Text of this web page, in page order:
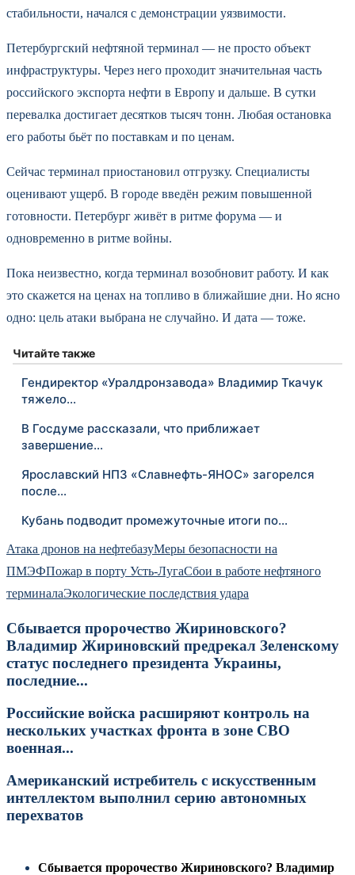
стабильности, начался с демонстрации уязвимости.
Петербургский нефтяной терминал — не просто объект
инфраструктуры. Через него проходит значительная часть
российского экспорта нефти в Европу и дальше. В сутки
перевалка достигает десятков тысяч тонн. Любая остановка
его работы бьёт по поставкам и по ценам.
Сейчас терминал приостановил отгрузку. Специалисты
оценивают ущерб. В городе введён режим повышенной
готовности. Петербург живёт в ритме форума — и
одновременно в ритме войны.
Пока неизвестно, когда терминал возобновит работу. И как
это скажется на ценах на топливо в ближайшие дни. Но ясно
одно: цель атаки выбрана не случайно. И дата — тоже.
Читайте также
Гендиректор «Уралдронзавода» Владимир Ткачук
тяжело…
В Госдуме рассказали, что приближает
завершение…
Ярославский НПЗ «Славнефть-ЯНОС» загорелся
после…
Кубань подводит промежуточные итоги по…
Атака дронов на нефтебазуМеры безопасности на
ПМЭФПожар в порту Усть-ЛугаСбои в работе нефтяного
терминалаЭкологические последствия удара
Сбывается пророчество Жириновского?
Владимир Жириновский предрекал Зеленскому
статус последнего президента Украины,
последние...
Российские войска расширяют контроль на
нескольких участках фронта в зоне СВО
военная...
Американский истребитель с искусственным
интеллектом выполнил серию автономных
перехватов
Сбывается пророчество Жириновского? Владимир